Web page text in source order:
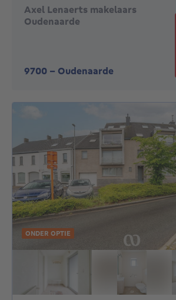
Axel Lenaerts makelaars
Oudenaarde
9700 - Oudenaarde
ONDER OPTIE